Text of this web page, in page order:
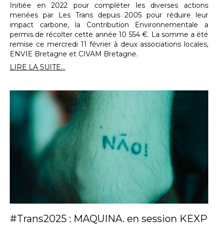
Initiée en 2022 pour compléter les diverses actions
menées par Les Trans depuis 2005 pour réduire leur
impact carbone, la Contribution Environnementale a
permis de récolter cette année 10 554 €. La somme a été
remise ce mercredi 11 février à deux associations locales,
ENVIE Bretagne et CIVAM Bretagne.
LIRE LA SUITE...
#Trans2025 : MAQUINA. en session KEXP